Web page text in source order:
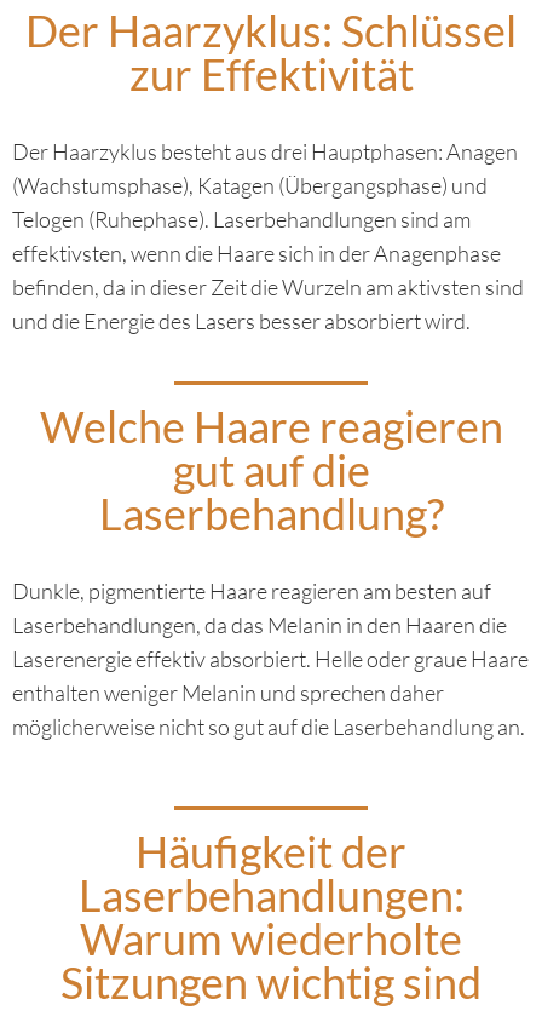
Der Haarzyklus: Schlüssel
zur Effektivität
Der Haarzyklus besteht aus drei Hauptphasen: Anagen
(Wachstumsphase), Katagen (Übergangsphase) und
Telogen (Ruhephase). Laserbehandlungen sind am
effektivsten, wenn die Haare sich in der Anagenphase
befinden, da in dieser Zeit die Wurzeln am aktivsten sind
und die Energie des Lasers besser absorbiert wird.
Welche Haare reagieren
gut auf die
Laserbehandlung?
Dunkle, pigmentierte Haare reagieren am besten auf
Laserbehandlungen, da das Melanin in den Haaren die
Laserenergie effektiv absorbiert. Helle oder graue Haare
enthalten weniger Melanin und sprechen daher
möglicherweise nicht so gut auf die Laserbehandlung an.
Häufigkeit der
Laserbehandlungen:
Warum wiederholte
Sitzungen wichtig sind